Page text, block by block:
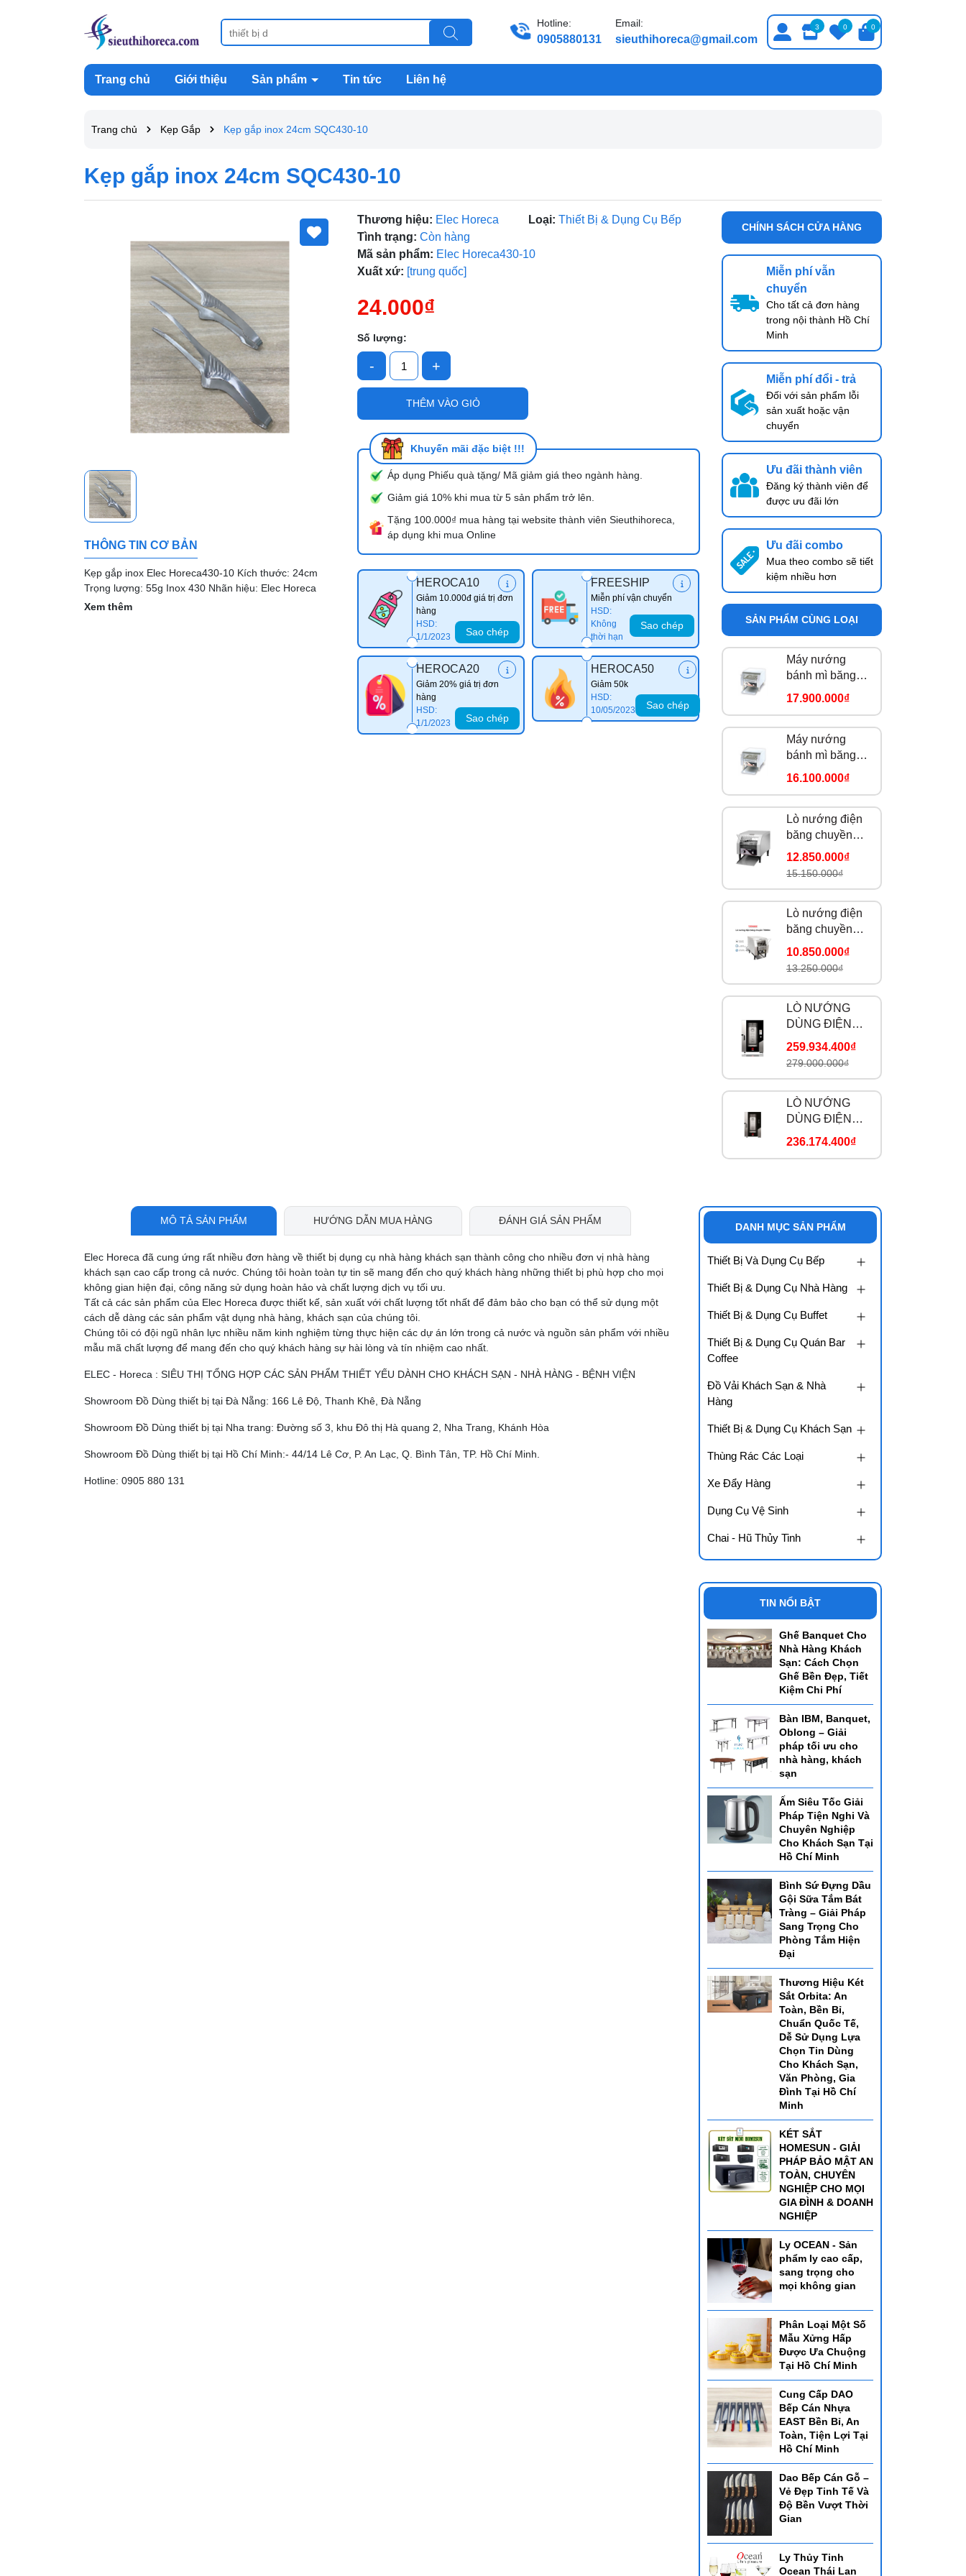
Hotline:
0905880131
Email:
sieuthihoreca@gmail.com
3 0 0
Trang chủ Giới thiệu Sản phẩm Tin tức Liên hệ
Trang chủ Kẹp Gắp Kẹp gắp inox 24cm SQC430-10
Kẹp gắp inox 24cm SQC430-10
THÔNG TIN CƠ BẢN
Kẹp gắp inox Elec Horeca430-10 Kích thước: 24cm
Trọng lượng: 55g Inox 430 Nhãn hiệu: Elec Horeca
Xem thêm
Thương hiệu: Elec Horeca Loại: Thiết Bị & Dụng Cụ Bếp
Tình trạng: Còn hàng
Mã sản phẩm: Elec Horeca430-10
Xuất xứ: [trung quốc]
24.000₫
Số lượng:
- +
THÊM VÀO GIỎ
Khuyến mãi đặc biệt !!!
Áp dụng Phiếu quà tặng/ Mã giảm giá theo ngành hàng.
Giảm giá 10% khi mua từ 5 sản phẩm trở lên.
Tặng 100.000₫ mua hàng tại website thành viên Sieuthihoreca,
áp dụng khi mua Online
HEROCA10
Giảm 10.000đ giá trị đơn
hàng
HSD:
1/1/2023
Sao chép
FREESHIP
Miễn phí vận chuyển
HSD:
Không
thời hạn
Sao chép
HEROCA20
Giảm 20% giá trị đơn
hàng
HSD:
1/1/2023
Sao chép
HEROCA50
Giảm 50k
HSD:
10/05/2023
Sao chép
Mã giảm giá:
Ngày hết hạn:
CHÍNH SÁCH CỬA HÀNG
Miễn phí vẫn
chuyển
Cho tất cả đơn hàng
trong nội thành Hồ Chí
Minh
Miễn phí đổi - trả
Đối với sản phẩm lỗi
sản xuất hoặc vận
chuyển
Ưu đãi thành viên
Đăng ký thành viên để
được ưu đãi lớn
Ưu đãi combo
Mua theo combo sẽ tiết
kiệm nhiều hơn
SẢN PHẨM CÙNG LOẠI
Máy nướng
bánh mì băng
chuyền Berjaya
17.900.000₫
Máy nướng
bánh mì băng
chuyền Berjaya
16.100.000₫
Lò nướng điện
băng chuyền
TS9665
12.850.000₫
15.150.000₫
Lò nướng điện
băng chuyền
TS9664
10.850.000₫
13.250.000₫
LÒ NƯỚNG
DÙNG ĐIỆN
MKF-1111-TS
259.934.400₫
279.000.000₫
LÒ NƯỚNG
DÙNG ĐIỆN
MKF-1111-BM
236.174.400₫
MÔ TẢ SẢN PHẨM HƯỚNG DẪN MUA HÀNG ĐÁNH GIÁ SẢN PHẨM
Elec Horeca đã cung ứng rất nhiều đơn hàng về thiết bị dụng cụ nhà hàng khách sạn thành công cho nhiều đơn vị nhà hàng
khách sạn cao cấp trong cả nước. Chúng tôi hoàn toàn tự tin sẽ mang đến cho quý khách hàng những thiết bị phù hợp cho mọi
không gian hiện đại, công năng sử dụng hoàn hảo và chất lượng dịch vụ tối ưu.
Tất cả các sản phẩm của Elec Horeca được thiết kế, sản xuất với chất lượng tốt nhất để đảm bảo cho bạn có thể sử dụng một
cách dễ dàng các sản phẩm vật dụng nhà hàng, khách sạn của chúng tôi.
Chúng tôi có đội ngũ nhân lực nhiều năm kinh nghiệm từng thực hiện các dự án lớn trong cả nước và nguồn sản phẩm với nhiều
mẫu mã chất lượng để mang đến cho quý khách hàng sự hài lòng và tín nhiệm cao nhất.
ELEC - Horeca : SIÊU THỊ TỔNG HỢP CÁC SẢN PHẨM THIẾT YẾU DÀNH CHO KHÁCH SẠN - NHÀ HÀNG - BỆNH VIỆN
Showroom Đồ Dùng thiết bị tại Đà Nẵng: 166 Lê Độ, Thanh Khê, Đà Nẵng
Showroom Đồ Dùng thiết bị tại Nha trang: Đường số 3, khu Đô thị Hà quang 2, Nha Trang, Khánh Hòa
Showroom Đồ Dùng thiết bị tại Hồ Chí Minh:- 44/14 Lê Cơ, P. An Lạc, Q. Bình Tân, TP. Hồ Chí Minh.
Hotline: 0905 880 131
DANH MỤC SẢN PHẨM
Thiết Bị Và Dụng Cụ Bếp
Thiết Bị & Dụng Cụ Nhà Hàng
Thiết Bị & Dụng Cụ Buffet
Thiết Bị & Dụng Cụ Quán Bar
Coffee
Đồ Vải Khách Sạn & Nhà
Hàng
Thiết Bị & Dụng Cụ Khách Sạn
Thùng Rác Các Loại
Xe Đẩy Hàng
Dụng Cụ Vệ Sinh
Chai - Hũ Thủy Tinh
TIN NỔI BẬT
Ghế Banquet Cho
Nhà Hàng Khách
Sạn: Cách Chọn
Ghế Bền Đẹp, Tiết
Kiệm Chi Phí
Bàn IBM, Banquet,
Oblong – Giải
pháp tối ưu cho
nhà hàng, khách
sạn
Ấm Siêu Tốc Giải
Pháp Tiện Nghi Và
Chuyên Nghiệp
Cho Khách Sạn Tại
Hồ Chí Minh
Bình Sứ Đựng Dầu
Gội Sữa Tắm Bát
Tràng – Giải Pháp
Sang Trọng Cho
Phòng Tắm Hiện
Đại
Thương Hiệu Két
Sắt Orbita: An
Toàn, Bền Bỉ,
Chuẩn Quốc Tế,
Dễ Sử Dụng Lựa
Chọn Tin Dùng
Cho Khách Sạn,
Văn Phòng, Gia
Đình Tại Hồ Chí
Minh
KÉT SẮT
HOMESUN - GIẢI
PHÁP BẢO MẬT AN
TOÀN, CHUYÊN
NGHIỆP CHO MỌI
GIA ĐÌNH & DOANH
NGHIỆP
Ly OCEAN - Sản
phẩm ly cao cấp,
sang trọng cho
mọi không gian
Phân Loại Một Số
Mẫu Xửng Hấp
Được Ưa Chuộng
Tại Hồ Chí Minh
Cung Cấp DAO
Bếp Cán Nhựa
EAST Bền Bỉ, An
Toàn, Tiện Lợi Tại
Hồ Chí Minh
Dao Bếp Cán Gỗ –
Vẻ Đẹp Tinh Tế Và
Độ Bền Vượt Thời
Gian
Ly Thủy Tinh
Ocean Thái Lan